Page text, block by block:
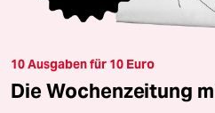
10 Ausgaben für 10 Euro
Die Wochenzeitung